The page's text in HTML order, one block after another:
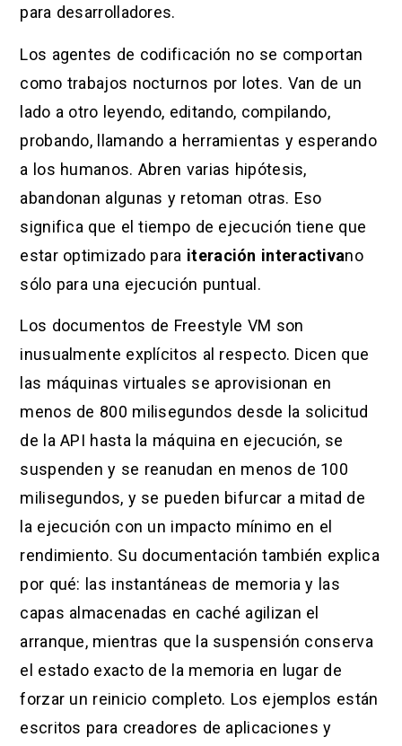
para desarrolladores.
Los agentes de codificación no se comportan
como trabajos nocturnos por lotes. Van de un
lado a otro leyendo, editando, compilando,
probando, llamando a herramientas y esperando
a los humanos. Abren varias hipótesis,
abandonan algunas y retoman otras. Eso
significa que el tiempo de ejecución tiene que
estar optimizado para iteración interactivano
sólo para una ejecución puntual.
Los documentos de Freestyle VM son
inusualmente explícitos al respecto. Dicen que
las máquinas virtuales se aprovisionan en
menos de 800 milisegundos desde la solicitud
de la API hasta la máquina en ejecución, se
suspenden y se reanudan en menos de 100
milisegundos, y se pueden bifurcar a mitad de
la ejecución con un impacto mínimo en el
rendimiento. Su documentación también explica
por qué: las instantáneas de memoria y las
capas almacenadas en caché agilizan el
arranque, mientras que la suspensión conserva
el estado exacto de la memoria en lugar de
forzar un reinicio completo. Los ejemplos están
escritos para creadores de aplicaciones y